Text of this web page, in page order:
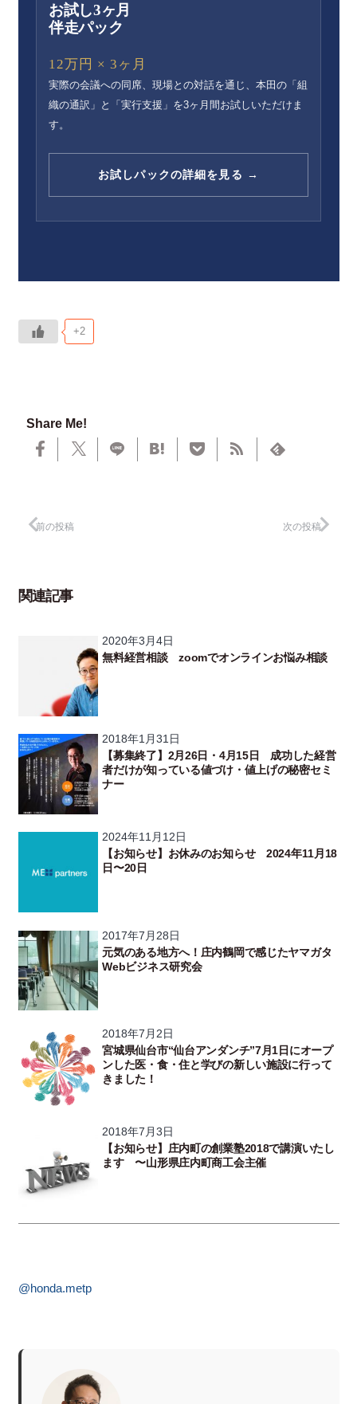
お試し3ヶ月
伴走パック
12万円 × 3ヶ月
実際の会議への同席、現場との対話を通じ、本田の「組
織の通訳」と「実行支援」を3ヶ月間お試しいただけま
す。
お試しパックの詳細を見る →
+2
Share Me!
前の投稿 次の投稿
関連記事
2020年3月4日
無料経営相談 zoomでオンラインお悩み相談
2018年1月31日
【募集終了】2月26日・4月15日 成功した経営
者だけが知っている値づけ・値上げの秘密セミ
ナー
2024年11月12日
【お知らせ】お休みのお知らせ 2024年11月18
日〜20日
2017年7月28日
元気のある地方へ！庄内鶴岡で感じたヤマガタ
Webビジネス研究会
2018年7月2日
宮城県仙台市“仙台アンダンチ”7月1日にオープ
ンした医・食・住と学びの新しい施設に行って
きました！
2018年7月3日
【お知らせ】庄内町の創業塾2018で講演いたし
ます 〜山形県庄内町商工会主催
@honda.metp